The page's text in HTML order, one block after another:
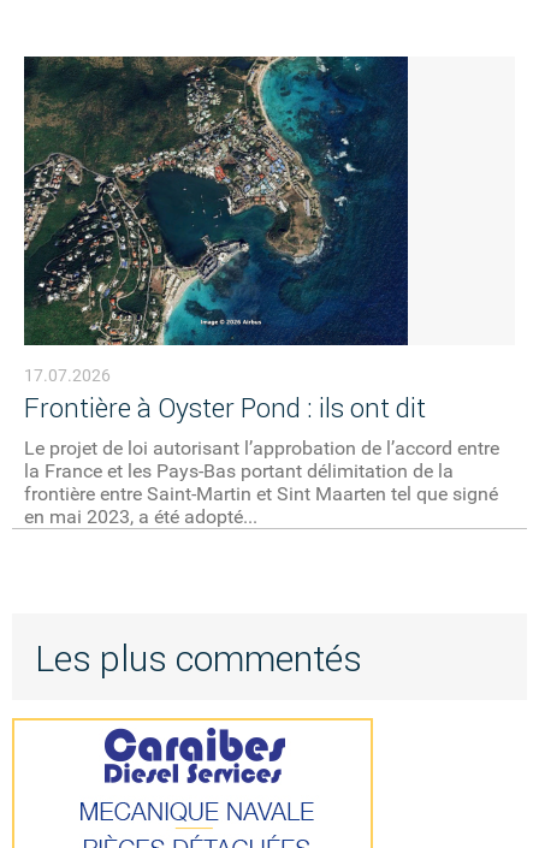
17.07.2026
Frontière à Oyster Pond : ils ont dit
Le projet de loi autorisant l’approbation de l’accord entre
la France et les Pays-Bas portant délimitation de la
frontière entre Saint-Martin et Sint Maarten tel que signé
en mai 2023, a été adopté...
Les plus commentés